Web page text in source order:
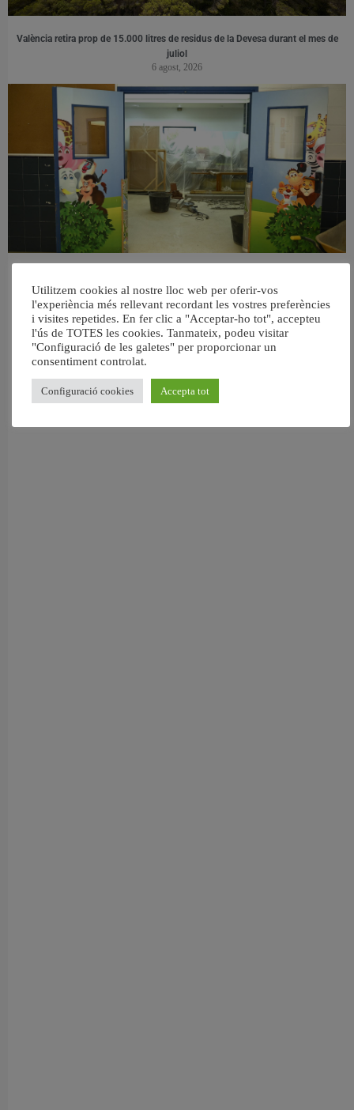
València retira prop de 15.000 litres de residus de la Devesa durant el mes de
juliol
6 agost, 2026
les aules
5 agost, 2026
Utilitzem cookies al nostre lloc web per oferir-vos
l'experiència més rellevant recordant les vostres preferències
i visites repetides. En fer clic a "Acceptar-ho tot", accepteu
l'ús de TOTES les cookies. Tanmateix, podeu visitar
"Configuració de les galetes" per proporcionar un
consentiment controlat.
Configuració cookies Accepta tot